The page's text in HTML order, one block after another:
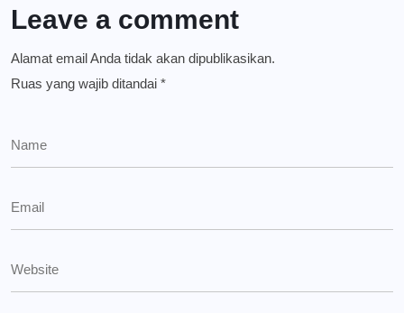
Leave a comment
Alamat email Anda tidak akan dipublikasikan.
Ruas yang wajib ditandai *